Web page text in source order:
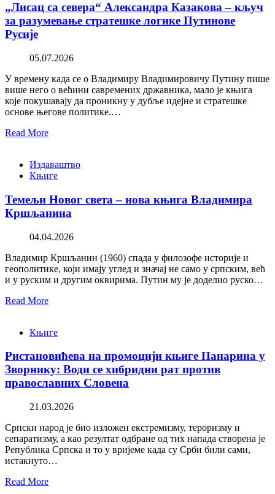
„Лисац са севера“ Александра Казакова – кључ
за разумевање стратешке логике Путинове
Русије
05.07.2026
У времену када се о Владимиру Владимировичу Путину пише
више него о већини савремених државника, мало је књига
које покушавају да проникну у дубље идејне и стратешке
основе његове политике.…
Read More
Издаваштво
Књиге
Темељи Новог света – нова књига Владимира
Кршљанина
04.04.2026
Владимир Кршљанин (1960) спада у филозофе историје и
геополитике, који имају углед и значај не само у српским, већ
и у руским и другим оквирима. Путин му је доделио руско…
Read More
Књиге
Ристановићева на промоцији књиге Панарина у
Зворнику: Води се хибридни рат против
православних Словена
21.03.2026
Српски народ је био изложен екстремизму, тероризму и
сепаратизму, а као резултат одбране од тих напада створена је
Република Српска и то у вријеме када су Срби били сами,
истакнуто…
Read More